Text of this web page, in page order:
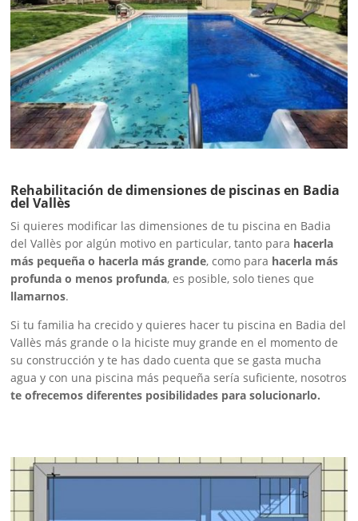
Rehabilitación de dimensiones de piscinas en Badia
del Vallès
Si quieres modificar las dimensiones de tu piscina en Badia
del Vallès por algún motivo en particular, tanto para hacerla
más pequeña o hacerla más grande, como para hacerla más
profunda o menos profunda, es posible, solo tienes que
llamarnos.
Si tu familia ha crecido y quieres hacer tu piscina en Badia del
Vallès más grande o la hiciste muy grande en el momento de
su construcción y te has dado cuenta que se gasta mucha
agua y con una piscina más pequeña sería suficiente, nosotros
te ofrecemos diferentes posibilidades para solucionarlo.